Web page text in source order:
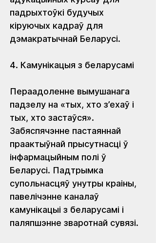
падрыхтоўкі будучых
кіруючых кадраў для
дэмакратычнай Беларусі.
4. Камунікацыя з беларусамі
Пераадоленне вымушанага
падзелу на «тых, хто з’ехаў і
тых, хто застаўся».
Забяспячэнне пастаяннай
праактыўнай прысутнасці ў
інфармацыйным полі ў
Беларусі. Падтрымка
супольнасцяў унутры краіны,
павелічэнне каналаў
камунікацыі з беларусамі і
паляпшэнне зваротнай сувязі.